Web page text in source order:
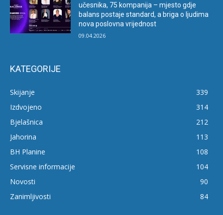
učesnika, 75 kompanija – mjesto gdje
balans postaje standard, a briga o ljudima
nova poslovna vrijednost
09.04.2026
KATEGORIJE
Skijanje
339
Izdvojeno
314
Bjelašnica
212
Jahorina
113
BH Planine
108
Servisne informacije
104
Novosti
90
Zanimljivosti
84